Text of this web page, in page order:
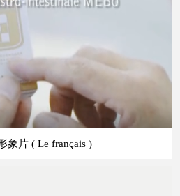
象片 ( Le français )